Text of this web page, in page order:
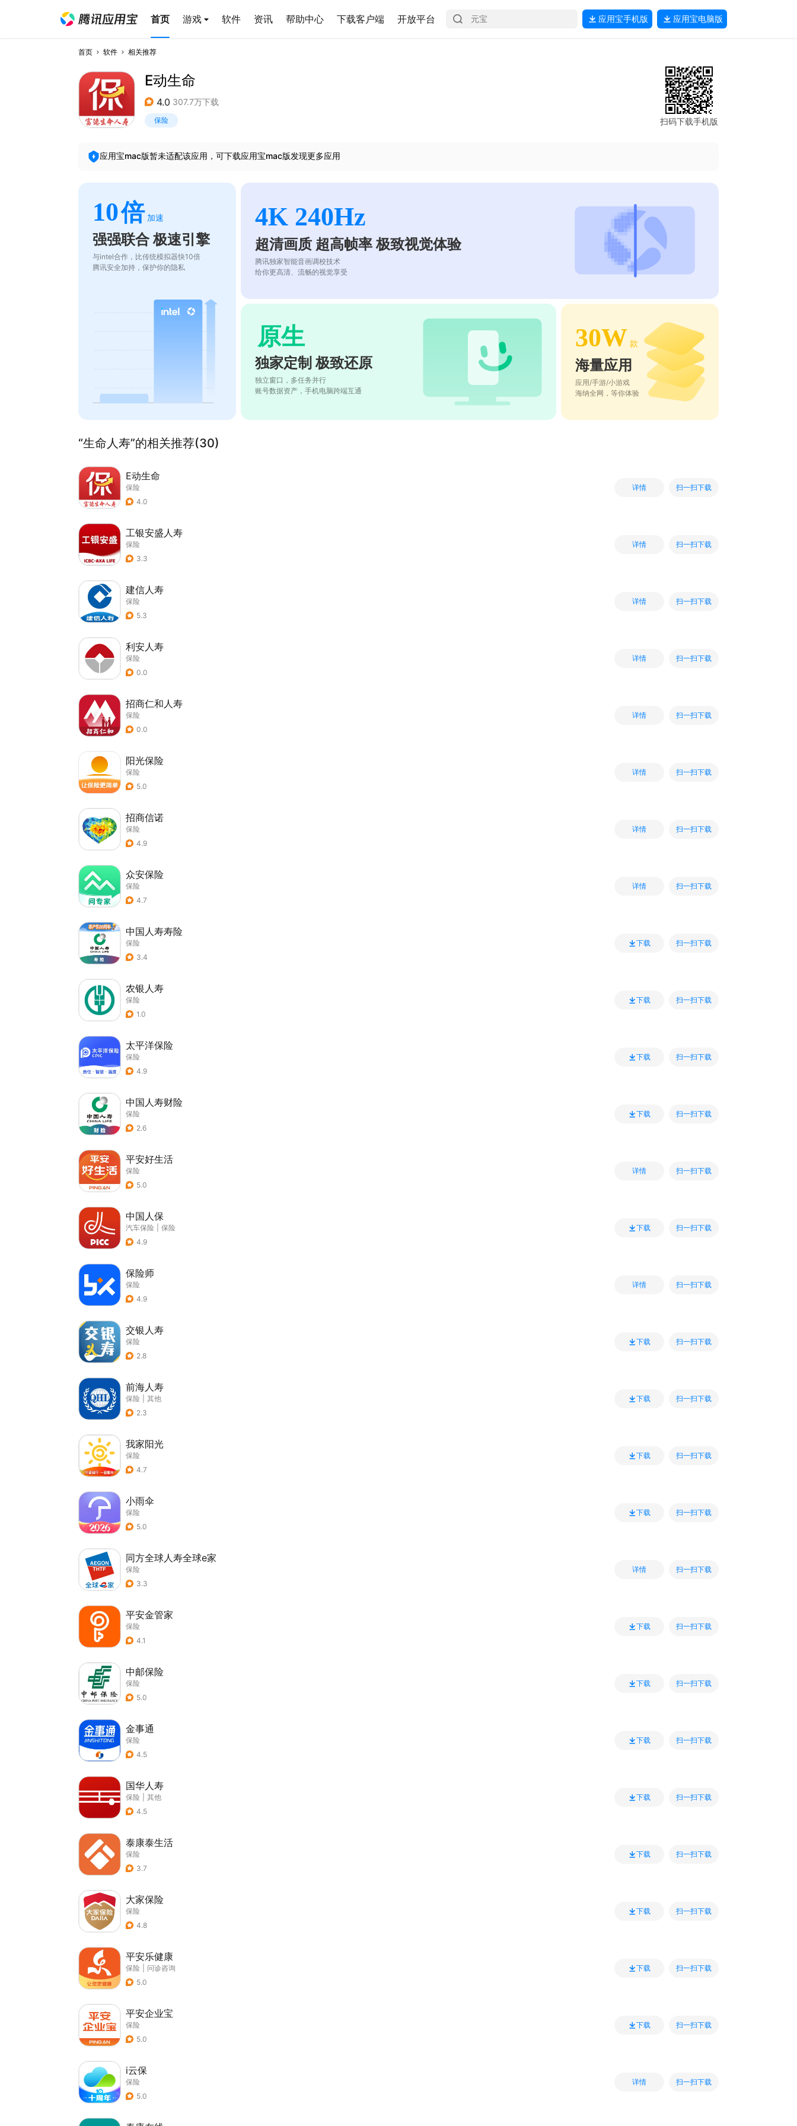
首页 游戏 软件 资讯 帮助中心 下载客户端 开放平台 应用宝手机版 应用宝电脑版
首页 软件 相关推荐
E动生命
4.0 307.7万下载
保险 扫码下载手机版
应用宝mac版暂未适配该应用，可下载应用宝mac版发现更多应用
10倍 加速
强强联合 极速引擎
与intel合作，比传统模拟器快10倍
腾讯安全加持，保护你的隐私
4K 240Hz
超清画质 超高帧率 极致视觉体验
腾讯独家智能音画调校技术
给你更高清、流畅的视觉享受
原生
独家定制 极致还原
独立窗口，多任务并行
账号数据资产，手机电脑跨端互通
30W 款
海量应用
应用/手游/小游戏
海纳全网，等你体验
“生命人寿”的相关推荐(30)
E动生命
保险
4.0
详情 扫一扫下载
工银安盛人寿
保险
3.3
详情 扫一扫下载
建信人寿
保险
5.3
详情 扫一扫下载
利安人寿
保险
0.0
详情 扫一扫下载
招商仁和人寿
保险
0.0
详情 扫一扫下载
阳光保险
保险
5.0
详情 扫一扫下载
招商信诺
保险
4.9
详情 扫一扫下载
众安保险
保险
4.7
详情 扫一扫下载
中国人寿寿险
保险
3.4
下载 扫一扫下载
农银人寿
保险
1.0
下载 扫一扫下载
太平洋保险
保险
4.9
下载 扫一扫下载
中国人寿财险
保险
2.6
下载 扫一扫下载
平安好生活
保险
5.0
详情 扫一扫下载
中国人保
汽车保险
保险
4.9
下载 扫一扫下载
保险师
保险
4.9
详情 扫一扫下载
交银人寿
保险
2.8
下载 扫一扫下载
前海人寿
保险
其他
2.3
下载 扫一扫下载
我家阳光
保险
4.7
下载 扫一扫下载
小雨伞
保险
5.0
下载 扫一扫下载
同方全球人寿全球e家
保险
3.3
详情 扫一扫下载
平安金管家
保险
4.1
下载 扫一扫下载
中邮保险
保险
5.0
下载 扫一扫下载
金事通
保险
4.5
下载 扫一扫下载
国华人寿
保险
其他
4.5
下载 扫一扫下载
泰康泰生活
保险
3.7
下载 扫一扫下载
大家保险
保险
4.8
下载 扫一扫下载
平安乐健康
保险
问诊咨询
5.0
下载 扫一扫下载
平安企业宝
保险
5.0
下载 扫一扫下载
i云保
保险
5.0
详情 扫一扫下载